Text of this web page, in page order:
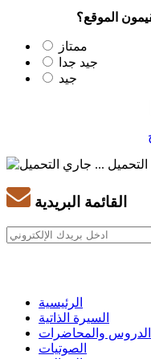
الموقع؟
ممتاز
جيد جدا
جيد
القائمة البريدية
الرئيسية
السيرة الذاتية
الدروس والمحاضرات
الصوتيات